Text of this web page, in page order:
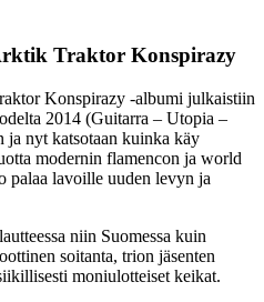
Traktor Konspirazy
Konspirazy -albumi julkaistiin
2014 (Guitarra – Utopia –
ja nyt katsotaan kuinka käy
modernin flamencon ja world
palaa lavoille uuden levyn ja
niin Suomessa kuin
soitanta, trion jäsenten
moniulotteiset keikat.